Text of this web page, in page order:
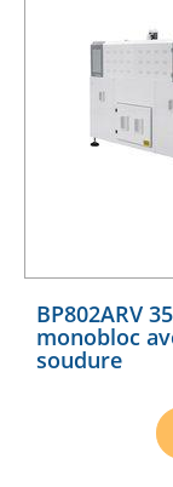
BP802ARV
monobloc
soudure